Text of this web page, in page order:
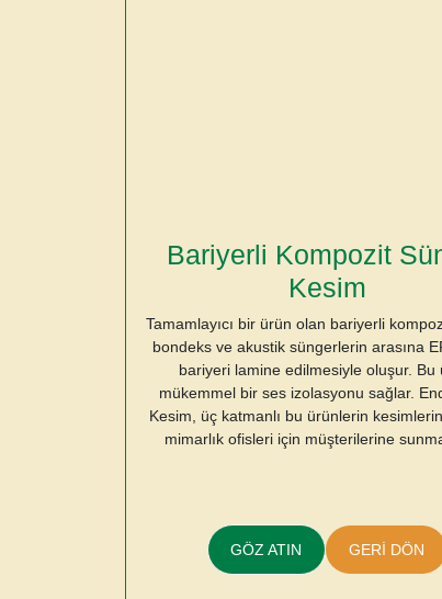
Bariyerli Kompozit
Kesim
Tamamlayıcı bir ürün olan bariyerli
bondeks ve akustik süngerlerin arasına
bariyeri lamine edilmesiyle oluşur. Bu
mükemmel bir ses izolasyonu sağlar.
Kesim, üç katmanlı bu ürünlerin
mimarlık ofisleri için müşterilerine
GÖZ ATIN GERİ DÖN